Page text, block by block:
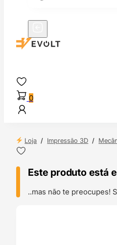
0
Loja / Impressão 3D /
Este produto está
..mas não te preocupes!